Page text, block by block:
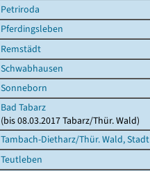
Petriroda
Pferdingsleben
Remstädt
Schwabhausen
Sonneborn
Bad Tabarz
(bis 08.03.2017 Tabarz/Thür. Wald)
Tambach-Dietharz/Thür. Wald, Stadt
Teutleben